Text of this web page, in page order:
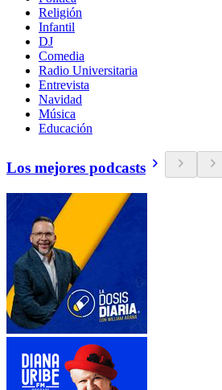
Religión
Infantil
DJ
Comedia
Radio Universitaria
Entrevista
Navidad
Música
Educación
Los mejores podcasts